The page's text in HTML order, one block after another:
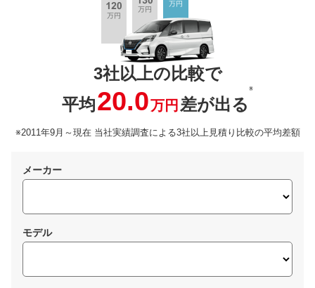
3社以上の比較で
平均20.0万円 差が出る
※
※2011年9月～現在 当社実績調査による3社以上見積り比較の平均差額
メーカー
モデル